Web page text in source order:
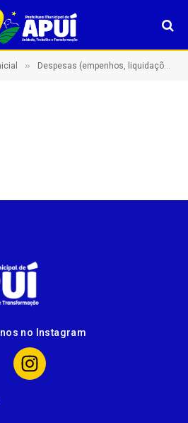
» Despesas (empenhos, liquidações e pagamentos)
no Instagram